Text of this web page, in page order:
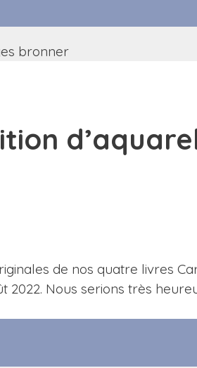
de nos quatre livres
2022. Nous serions très